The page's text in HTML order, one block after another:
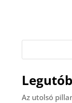
Az utolsó